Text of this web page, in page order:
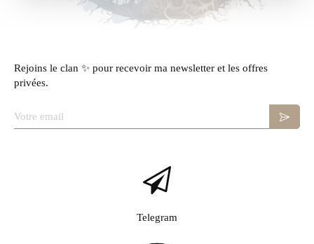
Rejoins le clan ✨ pour recevoir ma newsletter et les offres
privées.
Votre email
Telegram